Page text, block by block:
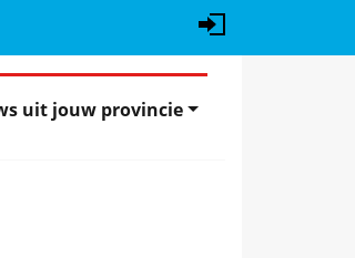
uit jouw provincie